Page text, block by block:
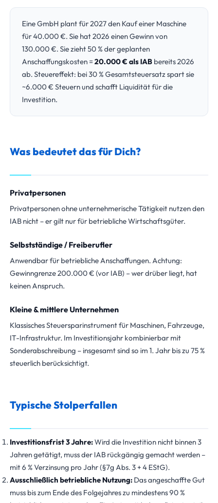
Eine GmbH plant für 2027 den Kauf einer Maschine
für 40.000 €. Sie hat 2026 einen Gewinn von
130.000 €. Sie zieht 50 % der geplanten
Anschaffungskosten =20.000 € als IAB bereits 2026
ab. Steuereffekt: bei 30 % Gesamtsteuersatz spart sie
~6.000 € Steuern und schafft Liquidität für die
Investition.
Was bedeutet das für Dich?
Privatpersonen
Privatpersonen ohne unternehmerische Tätigkeit nutzen den
IAB nicht – er gilt nur für betriebliche Wirtschaftsgüter.
Selbstständige / Freiberufler
Anwendbar für betriebliche Anschaffungen. Achtung:
Gewinngrenze 200.000 € (vor IAB) – wer drüber liegt, hat
keinen Anspruch.
Kleine & mittlere Unternehmen
Klassisches Steuersparinstrument für Maschinen, Fahrzeuge,
IT-Infrastruktur. Im Investitionsjahr kombinierbar mit
Sonderabschreibung – insgesamt sind so im 1. Jahr bis zu 75 %
steuerlich berücksichtigt.
Typische Stolperfallen
Investitionsfrist 3 Jahre:Wird die Investition nicht binnen 3
Jahren getätigt, muss der IAB rückgängig gemacht werden –
mit 6 % Verzinsung pro Jahr (§7g Abs. 3 + 4 EStG).
Ausschließlich betriebliche Nutzung: Das angeschaffte Gut
muss bis zum Ende des Folgejahres zu mindestens 90 %